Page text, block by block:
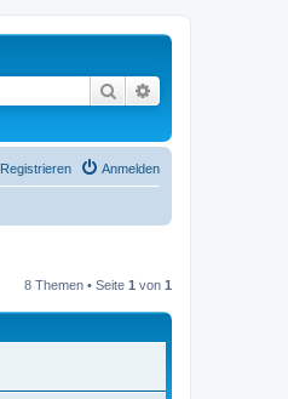
Suche
Anmelden
Registrieren
8 Themen • Seite 1 von 1